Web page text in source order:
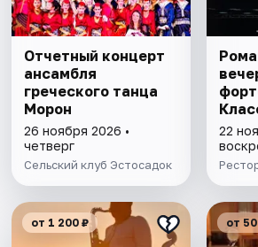
Отчетный концерт
ансамбля
греческого танца
Морон
26 ноября 2026 •
четверг
Сельский клуб Эстосадок
22
от 1 200 ₽ от